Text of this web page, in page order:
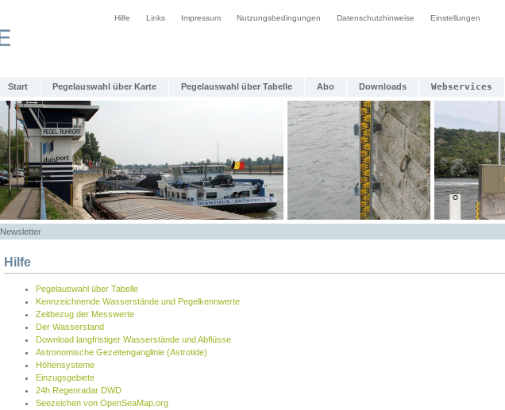
Hilfe Links Impressum Nutzungsbedingungen Datenschutzhinweise Einstellungen
Start Pegelauswahl über Karte Pegelauswahl über Tabelle Abo Downloads Webservices
Newsletter
Hilfe
Pegelauswahl über Tabelle
Kennzeichnende Wasserstände und Pegelkennwerte
Zeitbezug der Messwerte
Der Wasserstand
Download langfristiger Wasserstände und Abflüsse
Astronomische Gezeitenganglinie (Astrotide)
Höhensysteme
Einzugsgebiete
24h Regenradar DWD
Seezeichen von OpenSeaMap.org